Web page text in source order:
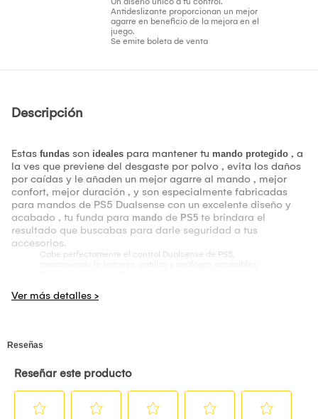
Antideslizante proporcionan un mejor
agarre en beneficio de la mejora en el
juego.
Se emite boleta de venta
Descripción
Estas fundas son ideales para mantener tu mando protegido , a
la ves que previene del desgaste por polvo , evita los daños
por caídas y le añaden un mejor agarre al mando , mejor
confort, mejor duración , y son especialmente fabricadas
para mandos de PS5 Dualsense con un excelente diseño y
acabado , tu funda para mando de PS5 te brindara el
resultado que buscabas para darle seguridad a tus
accesorios.
Cabe perfectamente el control Dualsense de PS5,
Un diseño único a tu control.